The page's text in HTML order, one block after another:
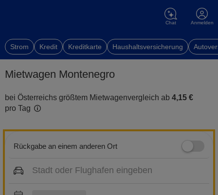
Chat Anmelden
Strom Kredit Kreditkarte Haushaltsversicherung
Mietwagen Montenegro
bei Österreichs größtem Mietwagenvergleich ab 4,15 €
pro Tag
Rückgabe an einem anderen Ort